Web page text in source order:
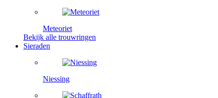
Meteoriet
Bekijk alle trouwringen
Sieraden
Niessing